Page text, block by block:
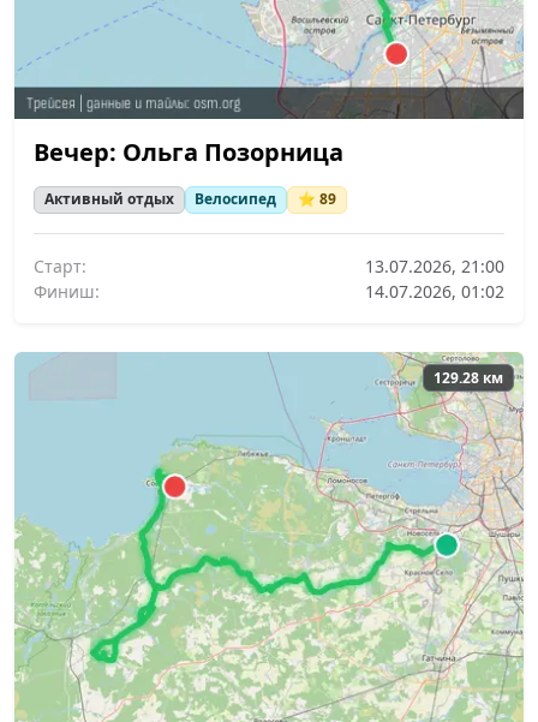
Вечер: Ольга Позорница
Активный отдых Велосипед ⭐ 89
Старт:
13.07.2026, 21:00
Финиш:
14.07.2026, 01:02
129.28 км